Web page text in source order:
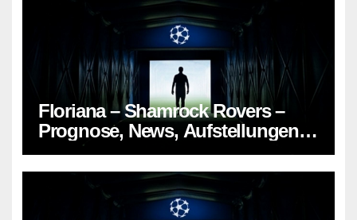
Floriana – Shamrock Rovers –
Prognose, News, Aufstellungen &
Tipp